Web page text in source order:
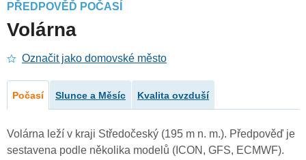
PŘEDPOVĚĎ POČASÍ
Volárna
Označit jako domovské město
Počasí Slunce a Měsíc Kvalita ovzduší
Volárna leží v kraji Středočeský (195 m n. m.). Předpověď je
sestavena podle několika modelů (ICON, GFS, ECMWF).